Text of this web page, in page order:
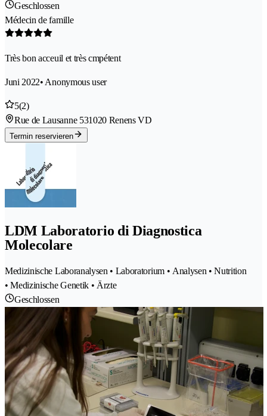
Geschlossen
Médecin de famille
Très bon acceuil et très cmpétent
Juni 2022• Anonymous user
5(2)
Rue de Lausanne 531020 Renens VD
Termin reservieren
LDM Laboratorio di Diagnostica
Molecolare
Medizinische Laboranalysen • Laboratorium • Analysen • Nutrition
• Medizinische Genetik • Ärzte
Geschlossen